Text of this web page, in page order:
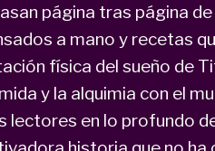
página tras página
​​a mano y recetas
física del sueño de
y la alquimia con el
en lo profundo